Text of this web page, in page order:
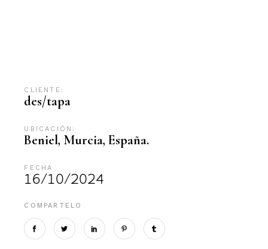
CLIENTE:
des/tapa
UBICACIÓN:
Beniel, Murcia, España.
FECHA
16/10/2024
COMPARTELO